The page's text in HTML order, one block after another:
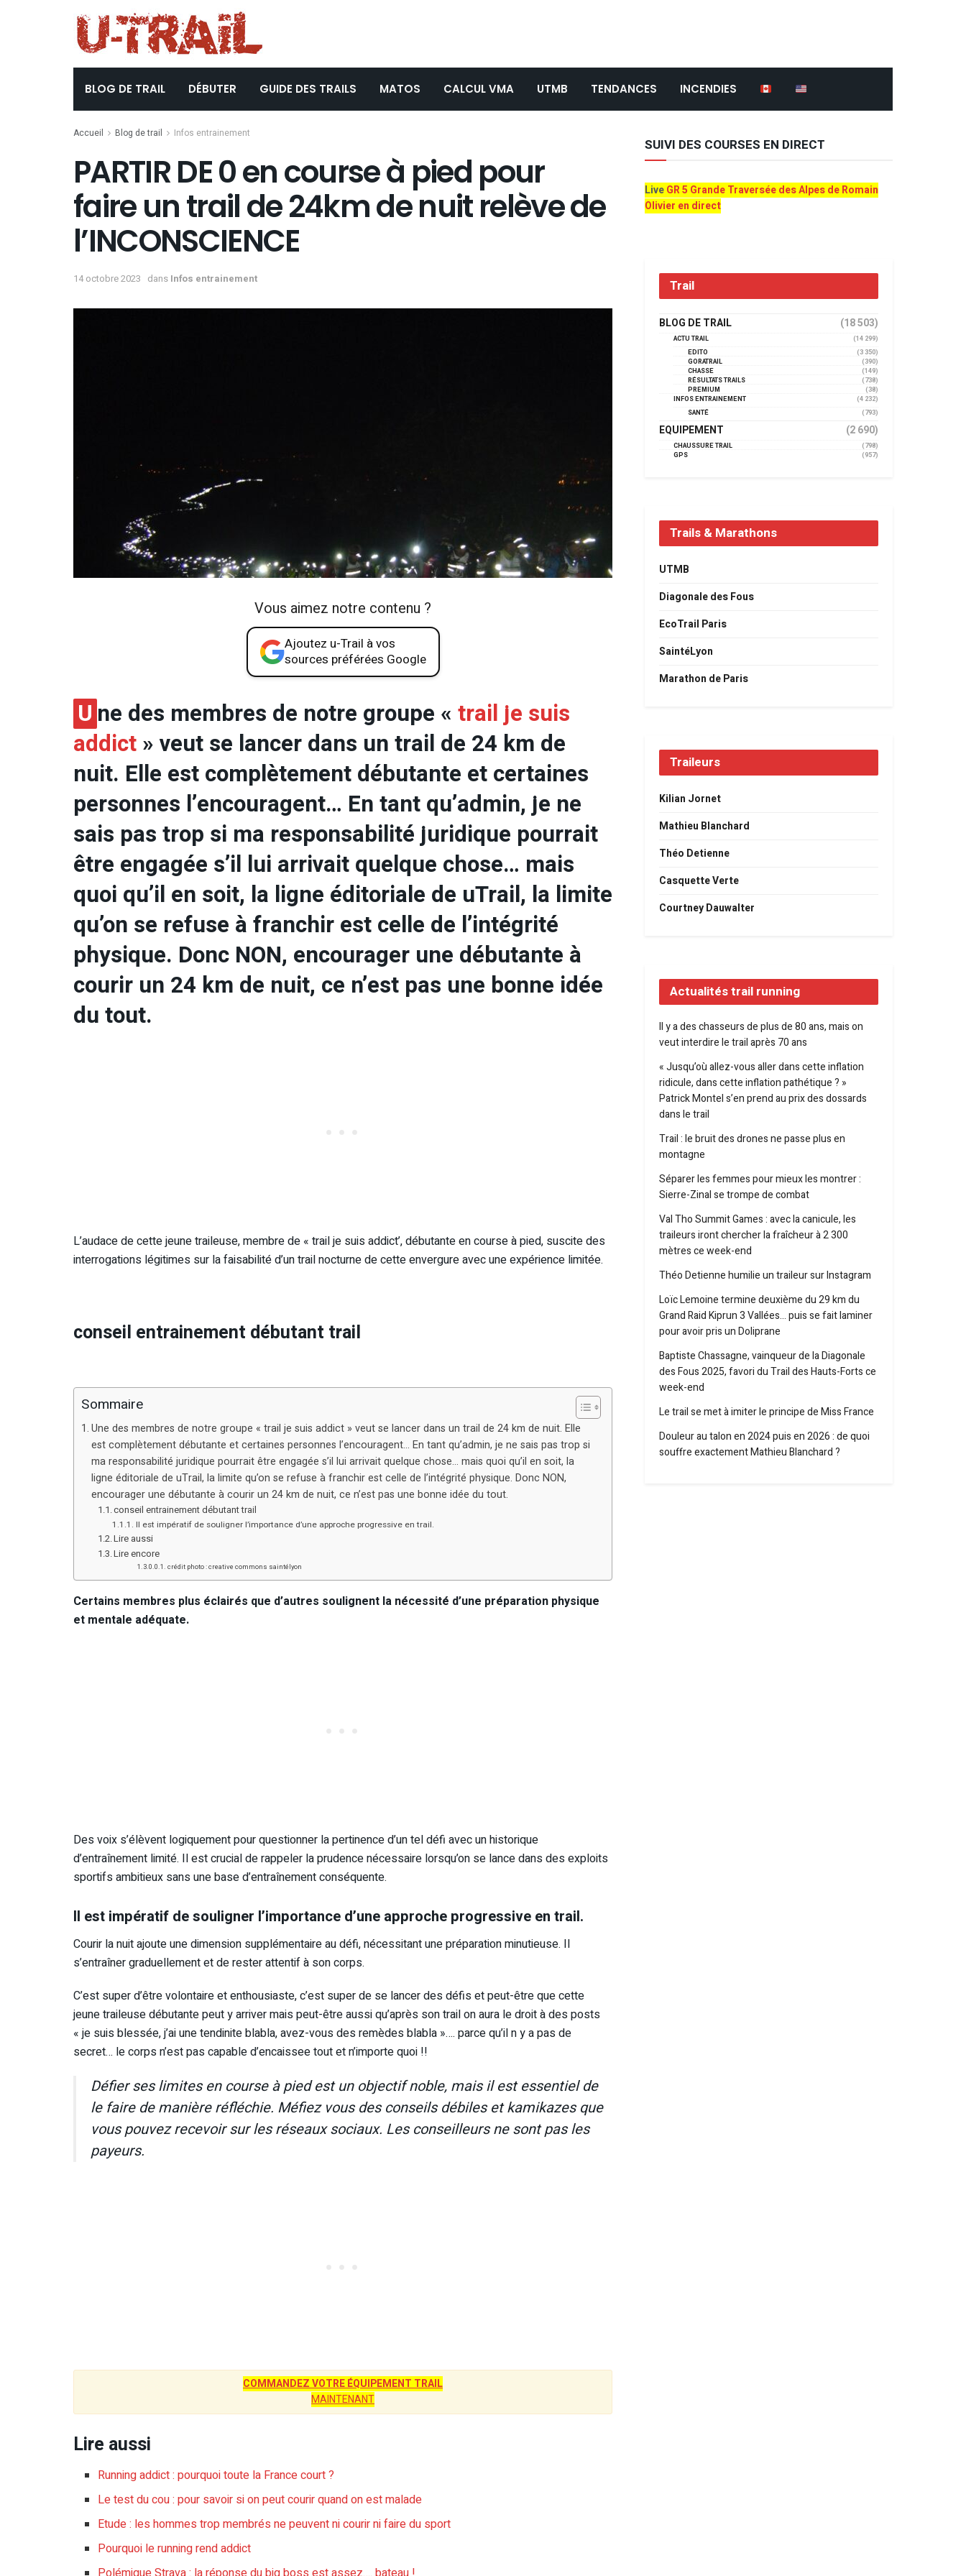
BLOG DE TRAIL DÉBUTER GUIDE DES TRAILS MATOS CALCUL VMA UTMB TENDANCES INCENDIES
Accueil Blog de trail Infos entrainement
PARTIR DE 0 en course à pied pour
faire un trail de 24km de nuit relève de
l’INCONSCIENCE
14 octobre 2023 dans Infos entrainement
Vous aimez notre contenu ?
Ajoutez u-Trail à vos
sources préférées Google
U ne des membres de notre groupe «trail je suis
addict» veut se lancer dans un trail de 24 km de
nuit. Elle est complètement débutante et certaines
personnes l’encouragent… En tant qu’admin, je ne
sais pas trop si ma responsabilité juridique pourrait
être engagée s’il lui arrivait quelque chose… mais
quoi qu’il en soit, la ligne éditoriale de uTrail, la limite
qu’on se refuse à franchir est celle de l’intégrité
physique. Donc NON, encourager une débutante à
courir un 24 km de nuit, ce n’est pas une bonne idée
du tout.
L’audace de cette jeune traileuse, membre de « trail je suis addict’, débutante en course à pied, suscite des
interrogations légitimes sur la faisabilité d’un trail nocturne de cette envergure avec une expérience limitée.
conseil entrainement débutant trail
Sommaire
Une des membres de notre groupe « trail je suis addict » veut se lancer dans un trail de 24 km de nuit. Elle
est complètement débutante et certaines personnes l’encouragent… En tant qu’admin, je ne sais pas trop si
ma responsabilité juridique pourrait être engagée s’il lui arrivait quelque chose… mais quoi qu’il en soit, la
ligne éditoriale de uTrail, la limite qu’on se refuse à franchir est celle de l’intégrité physique. Donc NON,
encourager une débutante à courir un 24 km de nuit, ce n’est pas une bonne idée du tout.
conseil entrainement débutant trail
Il est impératif de souligner l’importance d’une approche progressive en trail.
Lire aussi
Lire encore
crédit photo : creative commons saintélyon
Certains membres plus éclairés que d’autres soulignent la nécessité d’une préparation physique
et mentale adéquate.
Des voix s’élèvent logiquement pour questionner la pertinence d’un tel défi avec un historique
d’entraînement limité. Il est crucial de rappeler la prudence nécessaire lorsqu’on se lance dans des exploits
sportifs ambitieux sans une base d’entraînement conséquente.
Il est impératif de souligner l’importance d’une approche progressive en trail.
Courir la nuit ajoute une dimension supplémentaire au défi, nécessitant une préparation minutieuse. Il
s’entraîner graduellement et de rester attentif à son corps.
C’est super d’être volontaire et enthousiaste, c’est super de se lancer des défis et peut-être que cette
jeune traileuse débutante peut y arriver mais peut-être aussi qu’après son trail on aura le droit à des posts
« je suis blessée, j’ai une tendinite blabla, avez-vous des remèdes blabla »…. parce qu’il n y a pas de
secret… le corps n’est pas capable d’encaissee tout et n’importe quoi !!
Défier ses limites en course à pied est un objectif noble, mais il est essentiel de
le faire de manière réfléchie. Méfiez vous des conseils débiles et kamikazes que
vous pouvez recevoir sur les réseaux sociaux. Les conseilleurs ne sont pas les
payeurs.
COMMANDEZ VOTRE ÉQUIPEMENT TRAIL
MAINTENANT
Lire aussi
Running addict : pourquoi toute la France court ?
Le test du cou : pour savoir si on peut courir quand on est malade
Etude : les hommes trop membrés ne peuvent ni courir ni faire du sport
Pourquoi le running rend addict
SUIVI DES COURSES EN DIRECT
LiveGR 5 Grande Traversée des Alpes de Romain
Olivier en direct
Trail
BLOG DE TRAIL (18 503)
ACTU TRAIL
(14 299)
EDITO
(3 350)
GORATRAIL
(390)
CHASSE
(149)
RÉSULTATS TRAILS
(738)
PREMIUM
(38)
INFOS ENTRAINEMENT
(4 232)
SANTÉ
(793)
EQUIPEMENT (2 690)
CHAUSSURE TRAIL
(798)
GPS
(957)
Trails & Marathons
UTMB
Diagonale des Fous
EcoTrail Paris
SaintéLyon
Marathon de Paris
Traileurs
Kilian Jornet
Mathieu Blanchard
Théo Detienne
Casquette Verte
Courtney Dauwalter
Actualités trail running
Il y a des chasseurs de plus de 80 ans, mais on
veut interdire le trail après 70 ans
« Jusqu’où allez-vous aller dans cette inflation
ridicule, dans cette inflation pathétique ? »
Patrick Montel s’en prend au prix des dossards
dans le trail
Trail : le bruit des drones ne passe plus en
montagne
Séparer les femmes pour mieux les montrer :
Sierre-Zinal se trompe de combat
Val Tho Summit Games : avec la canicule, les
traileurs iront chercher la fraîcheur à 2 300
mètres ce week-end
Théo Detienne humilie un traileur sur Instagram
Loïc Lemoine termine deuxième du 29 km du
Grand Raid Kiprun 3 Vallées… puis se fait laminer
pour avoir pris un Doliprane
Baptiste Chassagne, vainqueur de la Diagonale
des Fous 2025, favori du Trail des Hauts-Forts ce
week-end
Le trail se met à imiter le principe de Miss France
Douleur au talon en 2024 puis en 2026 : de quoi
souffre exactement Mathieu Blanchard ?